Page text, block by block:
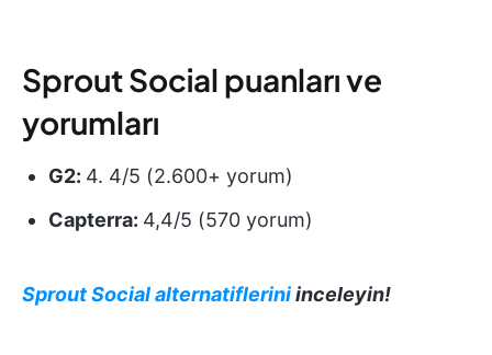
Sprout Social puanları ve
yorumları
G2: 4. 4/5 (2.600+ yorum)
Capterra: 4,4/5 (570 yorum)
Sprout Social alternatifleriniinceleyin!